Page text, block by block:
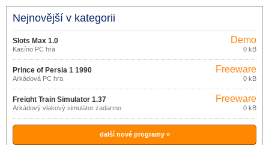
Nejnovější v kategorii
Slots Max 1.0
Kasíno PC hra
Demo
0 kB
Prince of Persia 1 1990
Arkádová PC hra
Freeware
0 kB
Freight Train Simulator 1.37
Arkádový vlakový simulátor zadarmo
Freeware
0 kB
další nové programy »